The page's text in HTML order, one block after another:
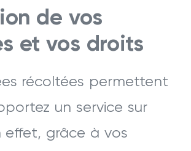
de vos
et vos droits
récoltées permettent
un service sur
effet, grâce à vos